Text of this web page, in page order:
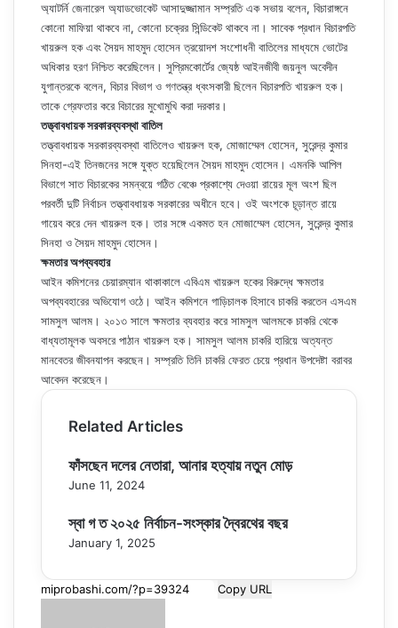
অ্যাটর্নি জেনারেল অ্যাডভোকেট আসাদুজ্জামান সম্প্রতি এক সভায় বলেন, বিচারাঙ্গনে
কোনো মাফিয়া থাকবে না, কোনো চক্রের সিন্ডিকেট থাকবে না। সাবেক প্রধান বিচারপতি
খায়রুল হক এবং সৈয়দ মাহমুদ হোসেন ত্রয়োদশ সংশোধনী বাতিলের মাধ্যমে ভোটের
অধিকার হরণ নিশ্চিত করেছিলেন। সুপ্রিমকোর্টের জ্যেষ্ঠ আইনজীবী জয়নুল অবেদীন
যুগান্তরকে বলেন, বিচার বিভাগ ও গণতন্ত্র ধ্বংসকারী ছিলেন বিচারপতি খায়রুল হক।
তাকে গ্রেফতার করে বিচারের মুখোমুখি করা দরকার।
তত্ত্বাবধায়ক সরকারব্যবস্থা বাতিল
তত্ত্বাবধায়ক সরকারব্যবস্থা বাতিলেও খায়রুল হক, মোজাম্মেল হোসেন, সুরেন্দ্র কুমার
সিনহা-এই তিনজনের সঙ্গে যুক্ত হয়েছিলেন সৈয়দ মাহমুদ হোসেন। এমনকি আপিল
বিভাগে সাত বিচারকের সমন্বয়ে গঠিত বেঞ্চে প্রকাশ্যে দেওয়া রায়ের মূল অংশ ছিল
পরবর্তী দুটি নির্বাচন তত্ত্বাবধায়ক সরকারের অধীনে হবে। ওই অংশকে চূড়ান্ত রায়ে
গায়েব করে দেন খায়রুল হক। তার সঙ্গে একমত হন মোজাম্মেল হোসেন, সুরেন্দ্র কুমার
সিনহা ও সৈয়দ মাহমুদ হোসেন।
ক্ষমতার অপব্যবহার
আইন কমিশনের চেয়ারম্যান থাকাকালে এবিএম খায়রুল হকের বিরুদ্ধে ক্ষমতার
অপব্যবহারের অভিযোগ ওঠে। আইন কমিশনে গাড়িচালক হিসাবে চাকরি করতেন এসএম
সামসুল আলম। ২০১৩ সালে ক্ষমতার ব্যবহার করে সামসুল আলমকে চাকরি থেকে
বাধ্যতামূলক অবসরে পাঠান খায়রুল হক। সামসুল আলম চাকরি হারিয়ে অত্যন্ত
মানবেতর জীবনযাপন করছেন। সম্প্রতি তিনি চাকরি ফেরত চেয়ে প্রধান উপদেষ্টা বরাবর
আবেদন করেছেন।
Related Articles
ফাঁসছেন দলের নেতারা, আনার হত্যায় নতুন মোড়
June 11, 2024
স্বা গ ত ২০২৫ নির্বাচন-সংস্কার দ্বৈরথের বছর
January 1, 2025
Copy URL